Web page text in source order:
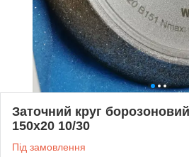
Заточний круг
150х20 10/30
Під замовлення